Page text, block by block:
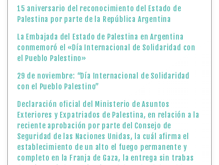
15 aniversario del reconocimiento del Estado de
Palestina por parte de la República Argentina
La Embajada del Estado de Palestina en Argentina
conmemoró el «Día Internacional de Solidaridad con
el Pueblo Palestino»
29 de noviembre: “Día Internacional de Solidaridad
con el Pueblo Palestino”
Declaración oficial del Ministerio de Asuntos
Exteriores y Expatriados de Palestina, en relación a la
reciente aprobación por parte del Consejo de
Seguridad de las Naciones Unidas, la cuál afirma el
establecimiento de un alto el fuego permanente y
completo en la Franja de Gaza, la entrega sin trabas